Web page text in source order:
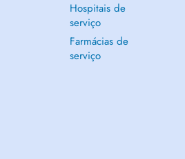
Hospitais de
serviço
Farmácias de
serviço